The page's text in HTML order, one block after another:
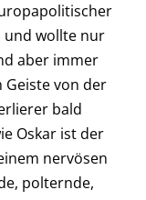
und wollte nur
aber immer
Geiste von der
bald
Oskar ist der
nervösen
polternde,